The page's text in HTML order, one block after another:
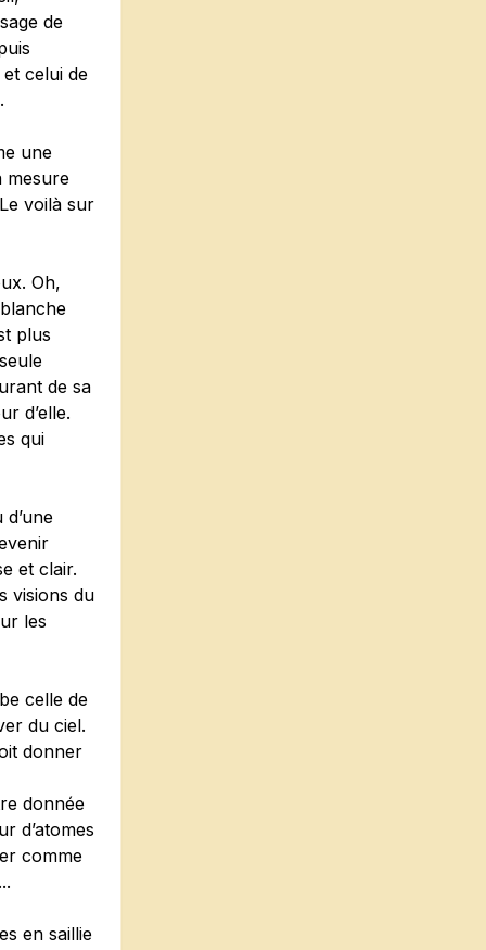
de
celui de
une
mesure
voilà sur
Oh,
plus
de sa
d’elle.
qui
et clair.
visions du
les
celle de
du ciel.
donner
donnée
d’atomes
comme
en saillie